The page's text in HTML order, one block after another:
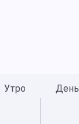
Утро День